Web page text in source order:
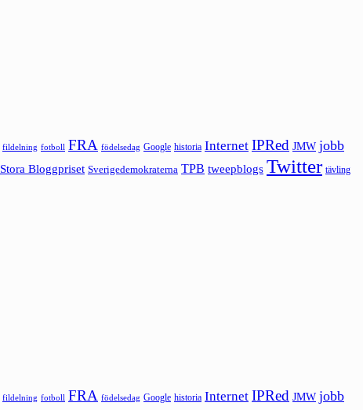
fildelning fotboll FRA födelsedag Google historia Internet IPRed JMW jobb
Stora Bloggpriset Sverigedemokraterna TPB tweepblogs Twitter tävling
fildelning fotboll FRA födelsedag Google historia Internet IPRed JMW jobb